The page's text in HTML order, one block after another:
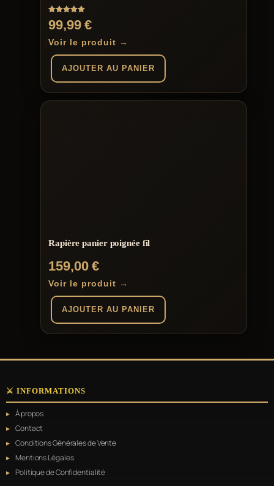
Note
5.00
sur 5
99,99€
Voir le produit →
AJOUTER AU PANIER
Rapière panier poignée fil
159,00€
Voir le produit →
AJOUTER AU PANIER
⚔️ INFORMATIONS
À propos
Contact
Conditions Générales de Vente
Mentions Légales
Politique de Confidentialité